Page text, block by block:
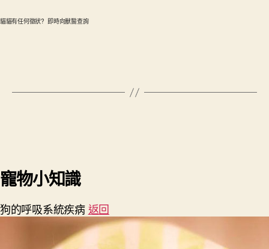
貓貓有任何徵狀? 即時向獸醫查詢
寵物小知識
狗的呼吸系統疾病返回